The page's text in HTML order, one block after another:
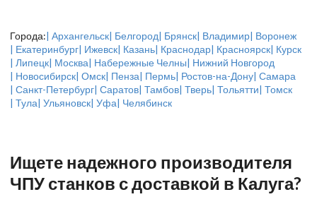
Города:| Архангельск| Белгород| Брянск| Владимир| Воронеж
| Екатеринбург| Ижевск| Казань| Краснодар| Красноярск| Курск
| Липецк| Москва| Набережные Челны| Нижний Новгород
| Новосибирск| Омск| Пенза| Пермь| Ростов-на-Дону| Самара
| Санкт-Петербург| Саратов| Тамбов| Тверь| Тольятти| Томск
| Тула| Ульяновск| Уфа| Челябинск
Ищете надежного производителя
ЧПУ станков с доставкой в Калуга?